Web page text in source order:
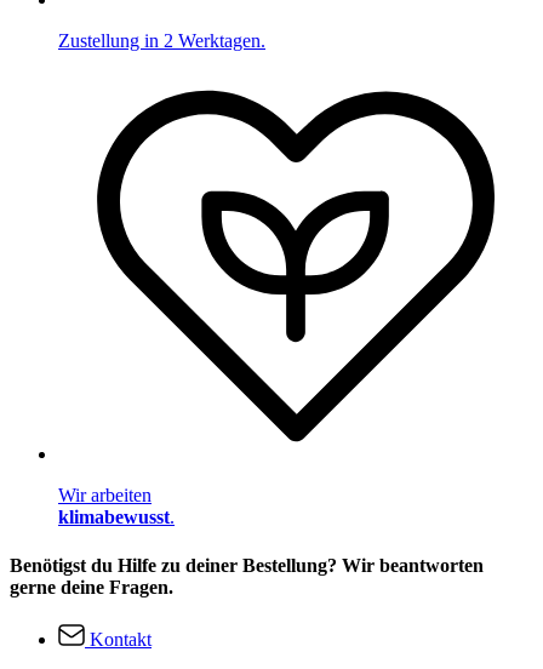
Zustellung in 2 Werktagen.
Wir arbeiten
klimabewusst.
Benötigst du Hilfe zu deiner Bestellung? Wir beantworten
gerne deine Fragen.
Kontakt